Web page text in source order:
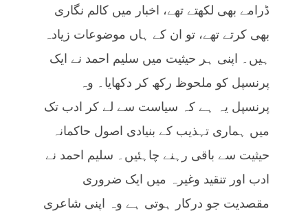
ڈرامے بھی لکھتے تھے، اخبار میں کالم نگاری
بھی کرتے تھے، تو ان کے ہاں موضوعات زیادہ
ہیں۔ اپنی ہر حیثیت میں سلیم احمد نے ایک
پرنسپل کو ملحوظ رکھ کر دکھایا۔ وہ
پرنسپل یہ ہے کہ سیاست سے لے کر ادب تک
میں ہماری تہذیب کے بنیادی اصول حاکمانہ
حیثیت سے باقی رہنے چاہئیں۔ سلیم احمد نے
ادب اور تنقید وغیرہ میں ایک ضروری
مقصدیت جو درکار ہوتی ہے وہ اپنی شاعری